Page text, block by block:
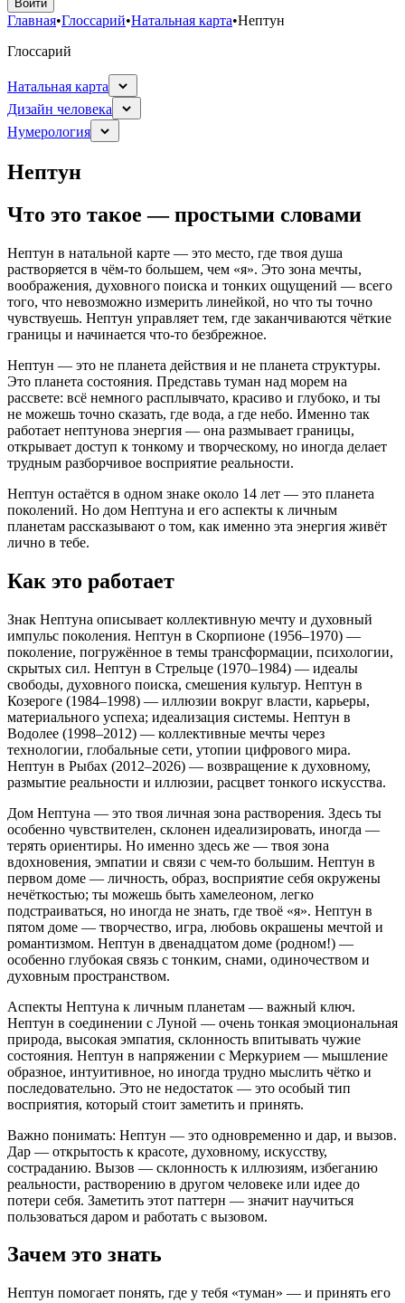
Войти
Главная•Глоссарий•Натальная карта•Нептун
Глоссарий
Натальная карта
Дизайн человека
Нумерология
Нептун
Что это такое — простыми словами
Нептун в натальной карте — это место, где твоя душа
растворяется в чём-то большем, чем «я». Это зона мечты,
воображения, духовного поиска и тонких ощущений — всего
того, что невозможно измерить линейкой, но что ты точно
чувствуешь. Нептун управляет тем, где заканчиваются чёткие
границы и начинается что-то безбрежное.
Нептун — это не планета действия и не планета структуры.
Это планета состояния. Представь туман над морем на
рассвете: всё немного расплывчато, красиво и глубоко, и ты
не можешь точно сказать, где вода, а где небо. Именно так
работает нептунова энергия — она размывает границы,
открывает доступ к тонкому и творческому, но иногда делает
трудным разборчивое восприятие реальности.
Нептун остаётся в одном знаке около 14 лет — это планета
поколений. Но дом Нептуна и его аспекты к личным
планетам рассказывают о том, как именно эта энергия живёт
лично в тебе.
Как это работает
Знак Нептуна описывает коллективную мечту и духовный
импульс поколения. Нептун в Скорпионе (1956–1970) —
поколение, погружённое в темы трансформации, психологии,
скрытых сил. Нептун в Стрельце (1970–1984) — идеалы
свободы, духовного поиска, смешения культур. Нептун в
Козероге (1984–1998) — иллюзии вокруг власти, карьеры,
материального успеха; идеализация системы. Нептун в
Водолее (1998–2012) — коллективные мечты через
технологии, глобальные сети, утопии цифрового мира.
Нептун в Рыбах (2012–2026) — возвращение к духовному,
размытие реальности и иллюзии, расцвет тонкого искусства.
Дом Нептуна — это твоя личная зона растворения. Здесь ты
особенно чувствителен, склонен идеализировать, иногда —
терять ориентиры. Но именно здесь же — твоя зона
вдохновения, эмпатии и связи с чем-то большим. Нептун в
первом доме — личность, образ, восприятие себя окружены
нечёткостью; ты можешь быть хамелеоном, легко
подстраиваться, но иногда не знать, где твоё «я». Нептун в
пятом доме — творчество, игра, любовь окрашены мечтой и
романтизмом. Нептун в двенадцатом доме (родном!) —
особенно глубокая связь с тонким, снами, одиночеством и
духовным пространством.
Аспекты Нептуна к личным планетам — важный ключ.
Нептун в соединении с Луной — очень тонкая эмоциональная
природа, высокая эмпатия, склонность впитывать чужие
состояния. Нептун в напряжении с Меркурием — мышление
образное, интуитивное, но иногда трудно мыслить чётко и
последовательно. Это не недостаток — это особый тип
восприятия, который стоит заметить и принять.
Важно понимать: Нептун — это одновременно и дар, и вызов.
Дар — открытость к красоте, духовному, искусству,
состраданию. Вызов — склонность к иллюзиям, избеганию
реальности, растворению в другом человеке или идее до
потери себя. Заметить этот паттерн — значит научиться
пользоваться даром и работать с вызовом.
Зачем это знать
Нептун помогает понять, где у тебя «туман» — и принять его